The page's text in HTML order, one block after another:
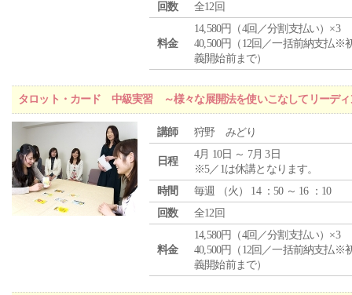
回数
全12回
料金
14,580円（4回／分割支払い）×3
40,500円（12回／一括前納支払※
義開始前まで）
タロット・カード 中級実習 ～様々な展開法を使いこなしてリーディ
講師 狩野 みどり
日程
4月 10日 ～ 7月 3日
※5／1は休講となります。
時間
毎週 （火 ） 14 ：50 ～ 16 ：10
回数
全12回
料金
14,580円（4回／分割支払い）×3
40,500円（12回／一括前納支払※
義開始前まで）